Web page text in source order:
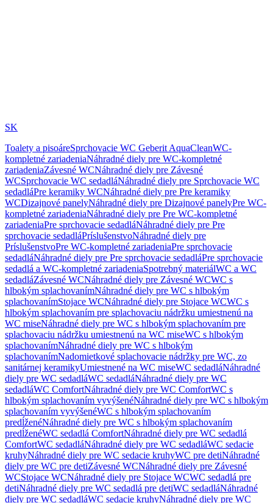
SK
Toalety a pisoáreSprchovacie WC Geberit AquaCleanWC-
kompletné zariadeniaNáhradné diely pre WC-kompletné
zariadeniaZávesné WCNáhradné diely pre Závesné
WCSprchovacie WC sedadláNáhradné diely pre Sprchovacie WC
sedadláPre keramiky WCNáhradné diely pre Pre keramiky
WCDizajnové panelyNáhradné diely pre Dizajnové panelyPre WC-
kompletné zariadeniaNáhradné diely pre Pre WC-kompletné
zariadeniaPre sprchovacie sedadláNáhradné diely pre Pre
sprchovacie sedadláPríslušenstvoNáhradné diely pre
PríslušenstvoPre WC-kompletné zariadeniaPre sprchovacie
sedadláNáhradné diely pre Pre sprchovacie sedadláPre sprchovacie
sedadlá a WC-kompletné zariadeniaSpotrebný materiálWC a WC
sedadláZávesné WCNáhradné diely pre Závesné WCWC s
hlbokým splachovanímNáhradné diely pre WC s hlbokým
splachovanímStojace WCNáhradné diely pre Stojace WCWC s
hlbokým splachovaním pre splachovaciu nádržku umiestnenú na
WC miseNáhradné diely pre WC s hlbokým splachovaním pre
splachovaciu nádržku umiestnenú na WC miseWC s hlbokým
splachovanímNáhradné diely pre WC s hlbokým
splachovanímNadomietkové splachovacie nádržky pre WC, zo
sanitárnej keramikyUmiestnené na WC miseWC sedadláNáhradné
diely pre WC sedadláWC sedadláNáhradné diely pre WC
sedadláWC ComfortNáhradné diely pre WC ComfortWC s
hlbokým splachovaním vyvýšenéNáhradné diely pre WC s hlbokým
splachovaním vyvýšenéWC s hlbokým splachovaním
predĺženéNáhradné diely pre WC s hlbokým splachovaním
predĺženéWC sedadlá ComfortNáhradné diely pre WC sedadlá
ComfortWC sedadláNáhradné diely pre WC sedadláWC sedacie
kruhyNáhradné diely pre WC sedacie kruhyWC pre detiNáhradné
diely pre WC pre detiZávesné WCNáhradné diely pre Závesné
WCStojace WCNáhradné diely pre Stojace WCWC sedadlá pre
detiNáhradné diely pre WC sedadlá pre detiWC sedadláNáhradné
diely pre WC sedadláWC sedacie kruhyNáhradné diely pre WC